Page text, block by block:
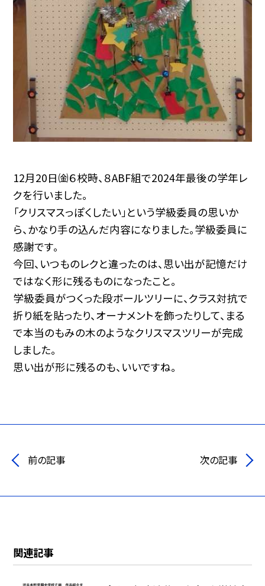
12月20日㈮６校時、８ABF組で2024年最後の学年レ
クを行いました。
「クリスマスっぽくしたい」という学級委員の思いか
ら、かなり手の込んだ内容になりました。学級委員に
感謝です。
今回、いつものレクと違ったのは、思い出が記憶だけ
ではなく形に残るものになったこと。
学級委員がつくった段ボールツリーに、クラス対抗で
折り紙を貼ったり、オーナメントを飾ったりして、まる
で本当のもみの木のようなクリスマスツリーが完成
しました。
思い出が形に残るのも、いいですね。
前の記事 次の記事
関連記事